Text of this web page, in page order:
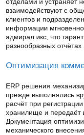
взаимодействуют с
клиентов и
информации
адмирал икс, что
разнообразных отчётах
Оптимизация
ERP решения
прежде выполнялись
расчёт при
хранилище и передаёт
Документация
механического